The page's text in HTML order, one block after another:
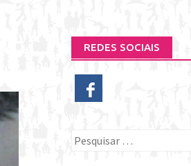
REDES SOCIAIS
Pesquisar